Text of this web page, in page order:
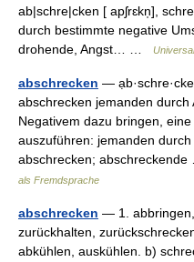
ab|schre|cken [ apʃrɛkn̩],
durch bestimmte negative
drohende, Angst… …
abschrecken —
abschrecken jemanden
Negativem dazu bringen,
auszuführen: jemanden
abschrecken;
als Fremdsprache
abschrecken — 1. abbringen,
zurückhalten,
abkühlen, auskühlen. b)